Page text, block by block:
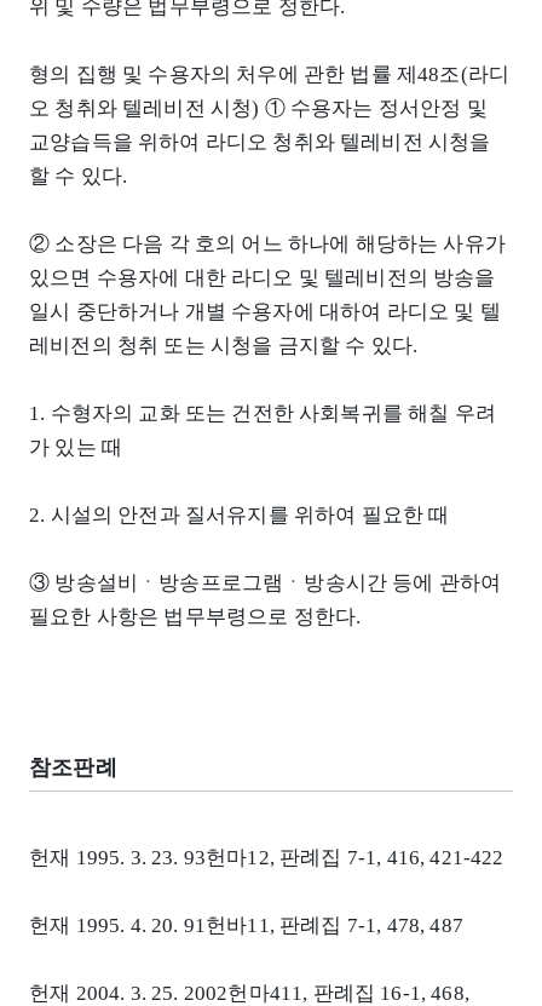
위 및 수량은 법무부령으로 정한다.
형의 집행 및 수용자의 처우에 관한 법률 제48조(라디
오 청취와 텔레비전 시청) ① 수용자는 정서안정 및
교양습득을 위하여 라디오 청취와 텔레비전 시청을
할 수 있다.
② 소장은 다음 각 호의 어느 하나에 해당하는 사유가
있으면 수용자에 대한 라디오 및 텔레비전의 방송을
일시 중단하거나 개별 수용자에 대하여 라디오 및 텔
레비전의 청취 또는 시청을 금지할 수 있다.
1. 수형자의 교화 또는 건전한 사회복귀를 해칠 우려
가 있는 때
2. 시설의 안전과 질서유지를 위하여 필요한 때
③ 방송설비ㆍ방송프로그램ㆍ방송시간 등에 관하여
필요한 사항은 법무부령으로 정한다.
참조판례
헌재 1995. 3. 23. 93헌마12, 판례집 7-1, 416, 421-422
헌재 1995. 4. 20. 91헌바11, 판례집 7-1, 478, 487
헌재 2004. 3. 25. 2002헌마411, 판례집 16-1, 468,